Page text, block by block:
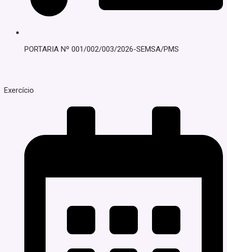
PORTARIA Nº 001/002/003/2026-SEMSA/PMS
Exercício